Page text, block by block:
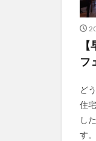
フ
ど
住
し
す